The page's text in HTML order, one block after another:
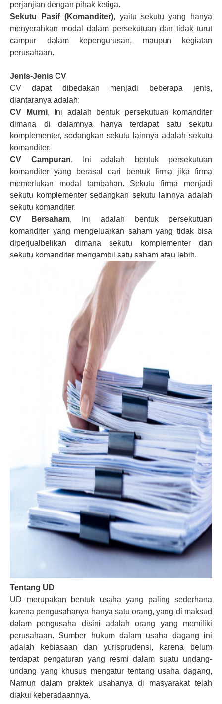
perjanjian dengan pihak ketiga.
Sekutu Pasif (Komanditer), yaitu sekutu yang hanya
menyerahkan modal dalam persekutuan dan tidak turut
campur dalam kepengurusan, maupun kegiatan
perusahaan.
Jenis-Jenis CV
CV dapat dibedakan menjadi beberapa jenis,
diantaranya adalah:
CV Murni, Ini adalah bentuk persekutuan komanditer
dimana di dalamnya hanya terdapat satu sekutu
komplementer, sedangkan sekutu lainnya adalah sekutu
komanditer.
CV Campuran, Ini adalah bentuk persekutuan
komanditer yang berasal dari bentuk firma jika firma
memerlukan modal tambahan. Sekutu firma menjadi
sekutu komplementer sedangkan sekutu lainnya adalah
sekutu komanditer.
CV Bersaham, Ini adalah bentuk persekutuan
komanditer yang mengeluarkan saham yang tidak bisa
diperjualbelikan dimana sekutu komplementer dan
sekutu komanditer mengambil satu saham atau lebih.
Tentang UD
UD merupakan bentuk usaha yang paling sederhana
karena pengusahanya hanya satu orang, yang di maksud
dalam pengusaha disini adalah orang yang memiliki
perusahaan. Sumber hukum dalam usaha dagang ini
adalah kebiasaan dan yurisprudensi, karena belum
terdapat pengaturan yang resmi dalam suatu undang-
undang yang khusus mengatur tentang usaha dagang,
Namun dalam praktek usahanya di masyarakat telah
diakui keberadaannya.